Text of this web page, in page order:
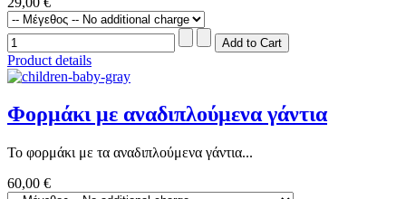
Product details
Φορμάκι με αναδιπλούμενα γάντια
Το φορμάκι με τα αναδιπλούμενα γάντια...
60,00 €